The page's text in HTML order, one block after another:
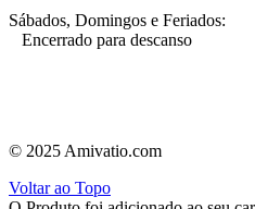
Sábados, Domingos e Feriados:
Encerrado para descanso
© 2025 Amivatio.com
Voltar ao Topo